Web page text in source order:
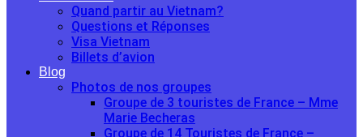
Quand partir au Vietnam?
Questions et Réponses
Visa Vietnam
Billets d’avion
Blog
Photos de nos groupes
Groupe de 3 touristes de France – Mme
Marie Becheras
Groupe de 14 Touristes de France –